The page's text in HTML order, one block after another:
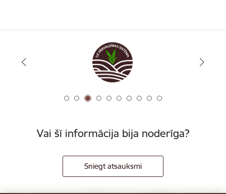
Vai šī informācija bija noderīga?
Sniegt atsauksmi